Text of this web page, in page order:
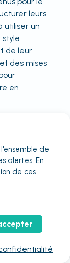
leurs
utiliser un
de leur
des mises
en
l'ensemble de
alertes. En
de ces